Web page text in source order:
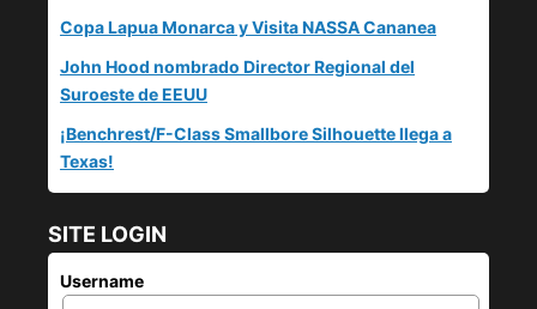
Copa Lapua Monarca y Visita NASSA Cananea
John Hood nombrado Director Regional del
Suroeste de EEUU
¡Benchrest/F-Class Smallbore Silhouette llega a
Texas!
SITE LOGIN
Username